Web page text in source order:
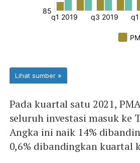
Pada kuartal satu 2021,
seluruh investasi masuk ke
Angka ini naik 14%
0,6% dibandingkan kuartal